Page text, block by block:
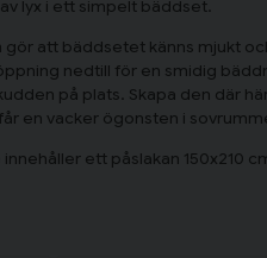
lyx i ett simpelt bäddset.
gör att bäddsetet känns mjukt
nedtill för en smidig
på plats. Skapa den där
en vacker ögonsten i
ett påslakan 150x210